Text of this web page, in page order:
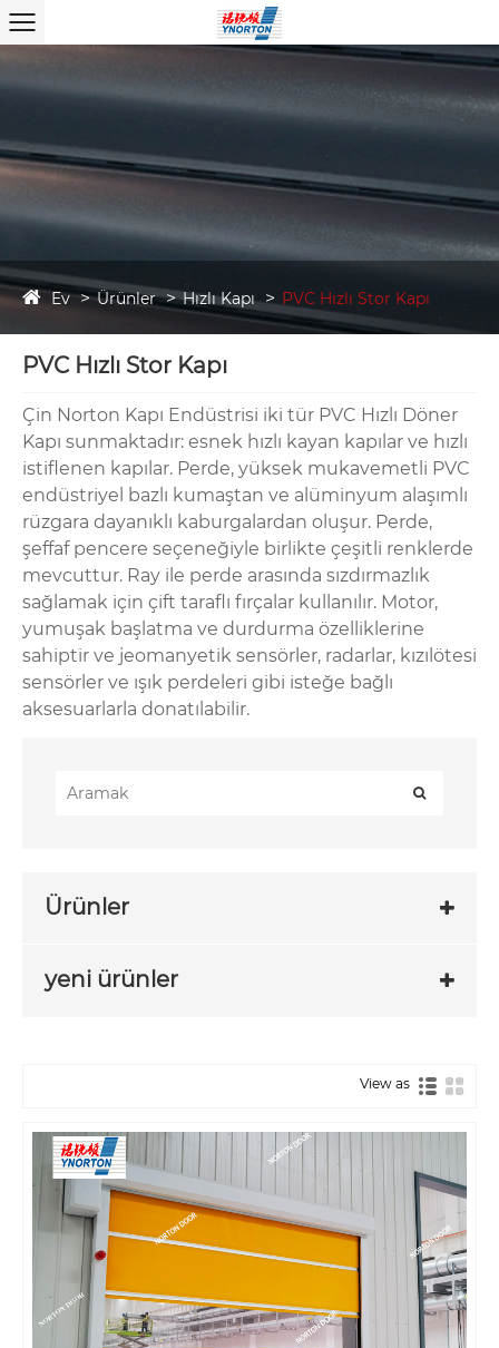
Ev Ürünler Hızlı Kapı PVC Hızlı Stor Kapı
PVC Hızlı Stor Kapı
Çin Norton Kapı Endüstrisi iki tür PVC Hızlı Döner
Kapı sunmaktadır: esnek hızlı kayan kapılar ve hızlı
istiflenen kapılar. Perde, yüksek mukavemetli PVC
endüstriyel bazlı kumaştan ve alüminyum alaşımlı
rüzgara dayanıklı kaburgalardan oluşur. Perde,
şeffaf pencere seçeneğiyle birlikte çeşitli renklerde
mevcuttur. Ray ile perde arasında sızdırmazlık
sağlamak için çift taraflı fırçalar kullanılır. Motor,
yumuşak başlatma ve durdurma özelliklerine
sahiptir ve jeomanyetik sensörler, radarlar, kızılötesi
sensörler ve ışık perdeleri gibi isteğe bağlı
aksesuarlarla donatılabilir.
Ürünler
yeni ürünler
View as